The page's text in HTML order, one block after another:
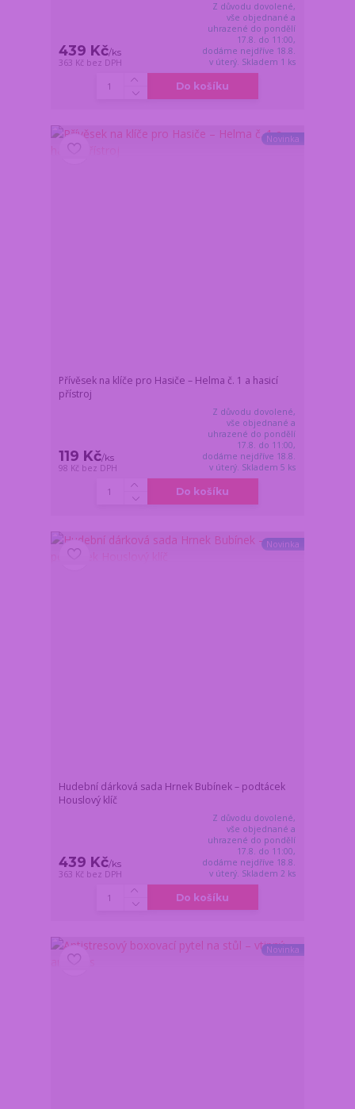
439 Kč/ks
363 Kč bez DPH
Z důvodu dovolené,
vše objednané a
uhrazené do pondělí
17.8. do 11:00,
dodáme nejdříve 18.8.
v úterý. Skladem 1 ks
Do košíku
Novinka
Přívěsek na klíče pro Hasiče – Helma č. 1 a hasicí
přístroj
119 Kč/ks
98 Kč bez DPH
Z důvodu dovolené,
vše objednané a
uhrazené do pondělí
17.8. do 11:00,
dodáme nejdříve 18.8.
v úterý. Skladem 5 ks
Do košíku
Novinka
Hudební dárková sada Hrnek Bubínek – podtácek
Houslový klíč
439 Kč/ks
363 Kč bez DPH
Z důvodu dovolené,
vše objednané a
uhrazené do pondělí
17.8. do 11:00,
dodáme nejdříve 18.8.
v úterý. Skladem 2 ks
Do košíku
Novinka